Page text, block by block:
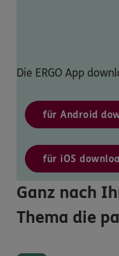
Die ERGO App
für Android
für iOS
Ganz nach
Thema die